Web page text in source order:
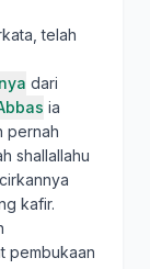
telah
dari
ia
pernah
shallallahu
kafir.
pembukaan